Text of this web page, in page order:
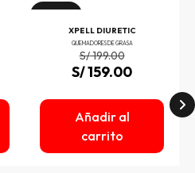
XPELL DIURETIC
QUEMADORES DE GRASA
S/199.00
S/159.00
Añadir al
carrito